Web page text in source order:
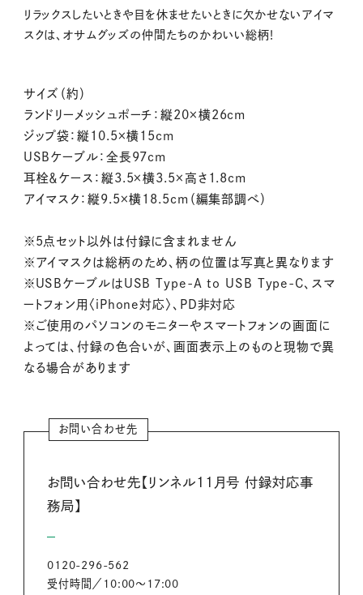
リラックスしたいときや目を休ませたいときに欠かせないアイマ
スクは、オサムグッズの仲間たちのかわいい総柄！
サイズ（約）
ランドリーメッシュポーチ：縦20×横26cm
ジップ袋：縦10.5×横15cm
USBケーブル：全長97cm
耳栓＆ケース：縦3.5×横3.5×高さ1.8cm
アイマスク：縦9.5×横18.5cm（編集部調べ）
※5点セット以外は付録に含まれません
※アイマスクは総柄のため、柄の位置は写真と異なります
※USBケーブルはUSB Type-A to USB Type-C、スマ
ートフォン用〈iPhone対応〉、PD非対応
※ご使用のパソコンのモニターやスマートフォンの画面に
よっては、付録の色合いが、画面表示上のものと現物で異
なる場合があります
お問い合わせ先
お問い合わせ先【リンネル11月号 付録対応事
務局】
0120-296-562
受付時間／10:00～17:00